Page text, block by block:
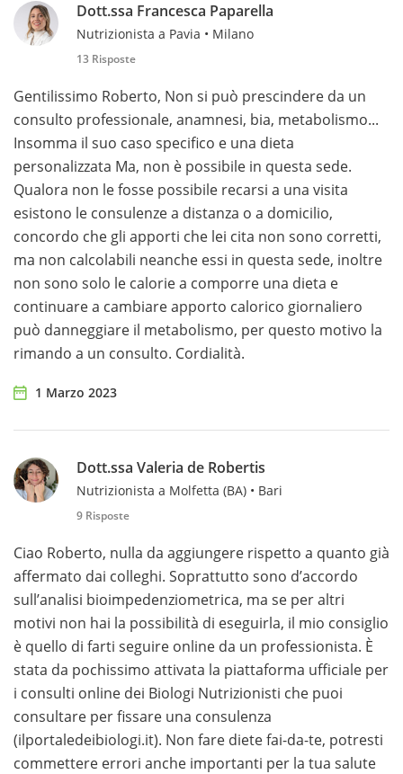
Dott.ssa Francesca Paparella
Nutrizionista a Pavia • Milano
13 Risposte
Gentilissimo Roberto, Non si può prescindere da un
consulto professionale, anamnesi, bia, metabolismo...
Insomma il suo caso specifico e una dieta
personalizzata Ma, non è possibile in questa sede.
Qualora non le fosse possibile recarsi a una visita
esistono le consulenze a distanza o a domicilio,
concordo che gli apporti che lei cita non sono corretti,
ma non calcolabili neanche essi in questa sede, inoltre
non sono solo le calorie a comporre una dieta e
continuare a cambiare apporto calorico giornaliero
può danneggiare il metabolismo, per questo motivo la
rimando a un consulto. Cordialità.
1 Marzo 2023
Dott.ssa Valeria de Robertis
Nutrizionista a Molfetta (BA) • Bari
9 Risposte
Ciao Roberto, nulla da aggiungere rispetto a quanto già
affermato dai colleghi. Soprattutto sono d’accordo
sull’analisi bioimpedenziometrica, ma se per altri
motivi non hai la possibilità di eseguirla, il mio consiglio
è quello di farti seguire online da un professionista. È
stata da pochissimo attivata la piattaforma ufficiale per
i consulti online dei Biologi Nutrizionisti che puoi
consultare per fissare una consulenza
(ilportaledeibiologi.it). Non fare diete fai-da-te, potresti
commettere errori anche importanti per la tua salute